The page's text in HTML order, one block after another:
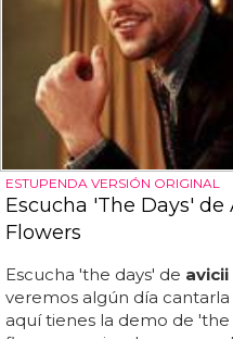
ESTUPENDA VERSIÓN ORIGINAL
Escucha 'The Days'
Flowers
Escucha 'the days' de avicii
veremos algún día
aquí tienes la demo de 'the